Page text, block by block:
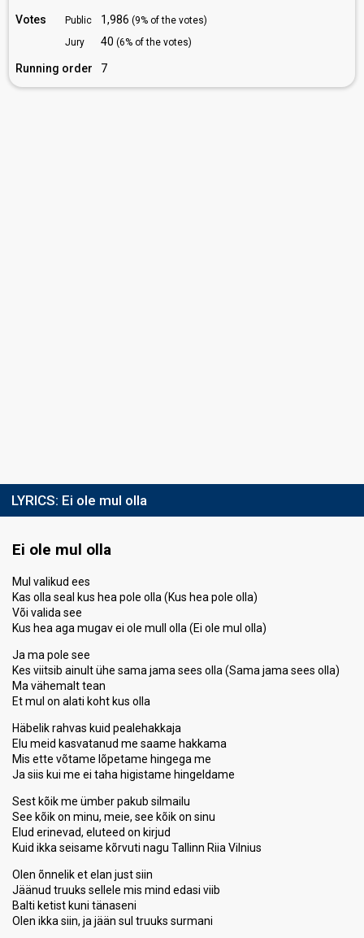
Votes Public 1,986 (9% of the votes)
Jury
40 (6% of the votes)
Running order 7
LYRICS: Ei ole mul olla
Ei ole mul olla
Mul valikud ees
Kas olla seal kus hea pole olla (Kus hea pole olla)
Või valida see
Kus hea aga mugav ei ole mull olla (Ei ole mul olla)
Ja ma pole see
Kes viitsib ainult ühe sama jama sees olla (Sama jama sees olla)
Ma vähemalt tean
Et mul on alati koht kus olla
Häbelik rahvas kuid pealehakkaja
Elu meid kasvatanud me saame hakkama
Mis ette võtame lõpetame hingega me
Ja siis kui me ei taha higistame hingeldame
Sest kõik me ümber pakub silmailu
See kõik on minu, meie, see kõik on sinu
Elud erinevad, eluteed on kirjud
Kuid ikka seisame kõrvuti nagu Tallinn Riia Vilnius
Olen õnnelik et elan just siin
Jäänud truuks sellele mis mind edasi viib
Balti ketist kuni tänaseni
Olen ikka siin, ja jään sul truuks surmani